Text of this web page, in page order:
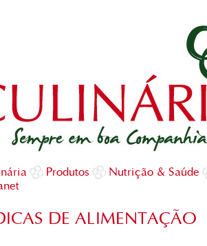
Produtos
Nutrição & Saúde
DE ALIMENTAÇÃO